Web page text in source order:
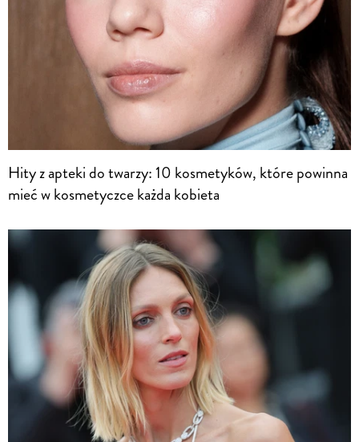
Hity z apteki do twarzy: 10 kosmetyków, które powinna
mieć w kosmetyczce każda kobieta